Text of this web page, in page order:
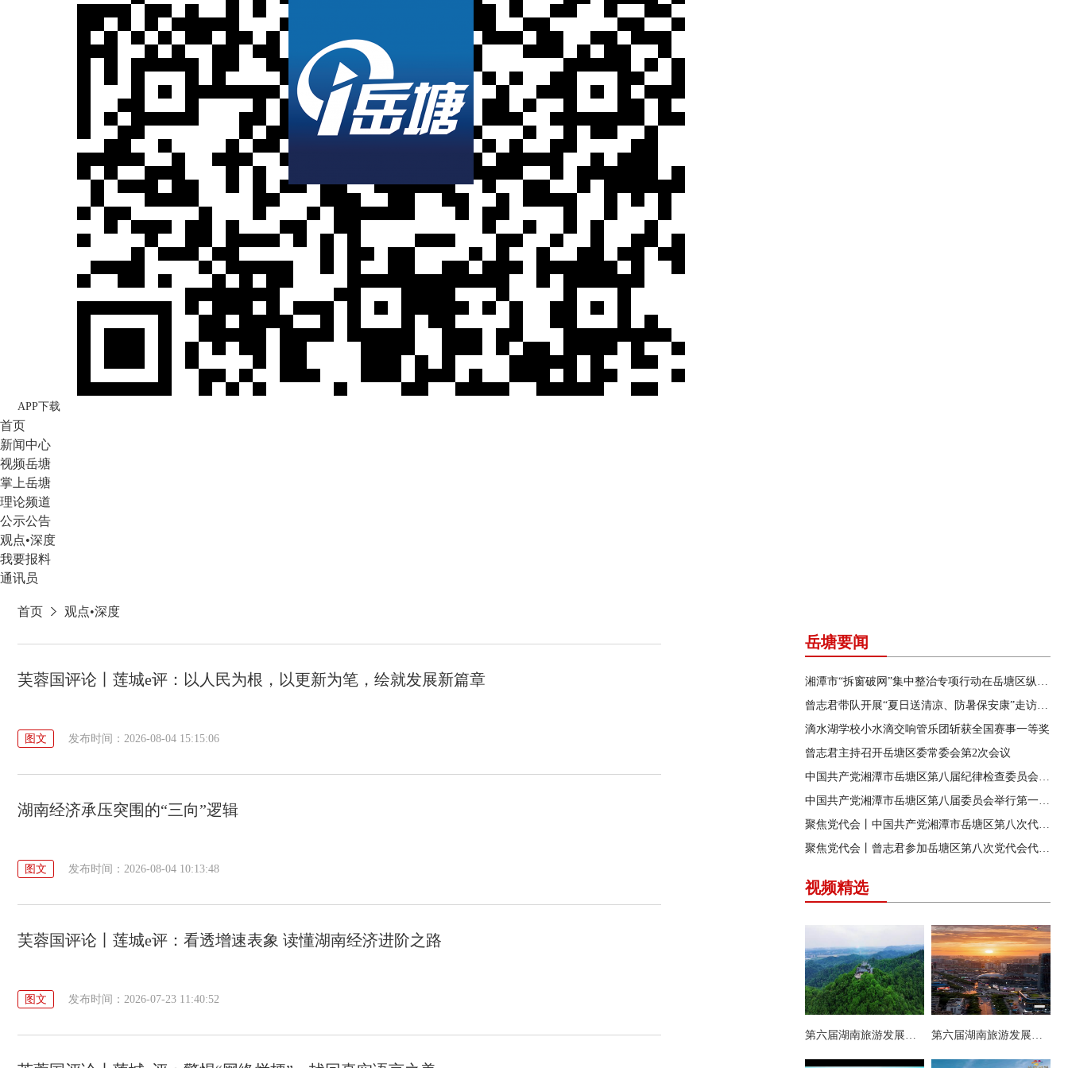
APP下载
首页
新闻中心
视频岳塘
掌上岳塘
理论频道
公示公告
观点•深度
我要报料
通讯员
首页 观点•深度
芙蓉国评论丨莲城e评：以人民为根，以更新为笔，绘就发展新篇章
图文 发布时间：2026-08-04 15:15:06
湖南经济承压突围的“三向”逻辑
图文 发布时间：2026-08-04 10:13:48
芙蓉国评论丨莲城e评：看透增速表象 读懂湖南经济进阶之路
图文 发布时间：2026-07-23 11:40:52
岳塘要闻
湘潭市“拆窗破网”集中整治专项行动在岳塘区纵深推进
曾志君带队开展“夏日送清凉、防暑保安康”走访慰问
滴水湖学校小水滴交响管乐团斩获全国赛事一等奖
曾志君主持召开岳塘区委常委会第2次会议
中国共产党湘潭市岳塘区第八届纪律检查委员会召开第一次全体会议
中国共产党湘潭市岳塘区第八届委员会举行第一次全体（扩大）会议
聚焦党代会丨中国共产党湘潭市岳塘区第八次代表大会胜利闭幕
聚焦党代会丨曾志君参加岳塘区第八次党代会代表团分团讨论
视频精选
第六届湖南旅游发展大会丨岳塘区：一村一景 一步一趣 第六届湖南旅游发展大会丨阿莲潭宝带你云游岳塘（二）